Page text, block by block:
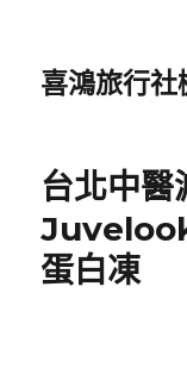
喜鴻旅行社
台北中醫
蛋白凍